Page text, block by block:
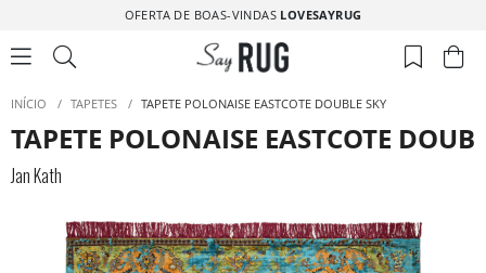
OFERTA DE BOAS-VINDAS LOVESAYRUG
INÍCIO / TAPETES / TAPETE POLONAISE EASTCOTE DOUBLE SKY
TAPETE POLONAISE EASTCOTE
Jan Kath